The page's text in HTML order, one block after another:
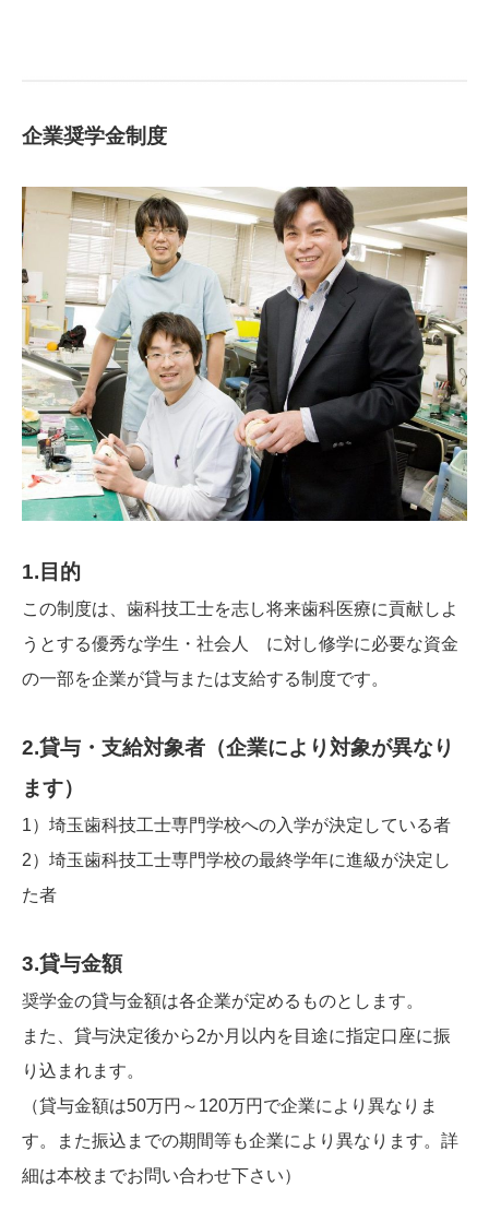
企業奨学金制度
1.目的
この制度は、歯科技工士を志し将来歯科医療に貢献しよ
うとする優秀な学生・社会人 に対し修学に必要な資金
の一部を企業が貸与または支給する制度です。
2.貸与・支給対象者（企業により対象が異なり
ます）
1）埼玉歯科技工士専門学校への入学が決定している者
2）埼玉歯科技工士専門学校の最終学年に進級が決定し
た者
3.貸与金額
奨学金の貸与金額は各企業が定めるものとします。
また、貸与決定後から2か月以内を目途に指定口座に振
り込まれます。
（貸与金額は50万円～120万円で企業により異なりま
す。また振込までの期間等も企業により異なります。詳
細は本校までお問い合わせ下さい）